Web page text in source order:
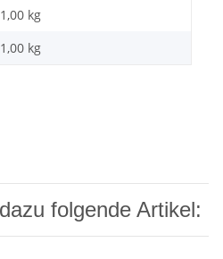
1,00 kg
1,00 kg
folgende Artikel: